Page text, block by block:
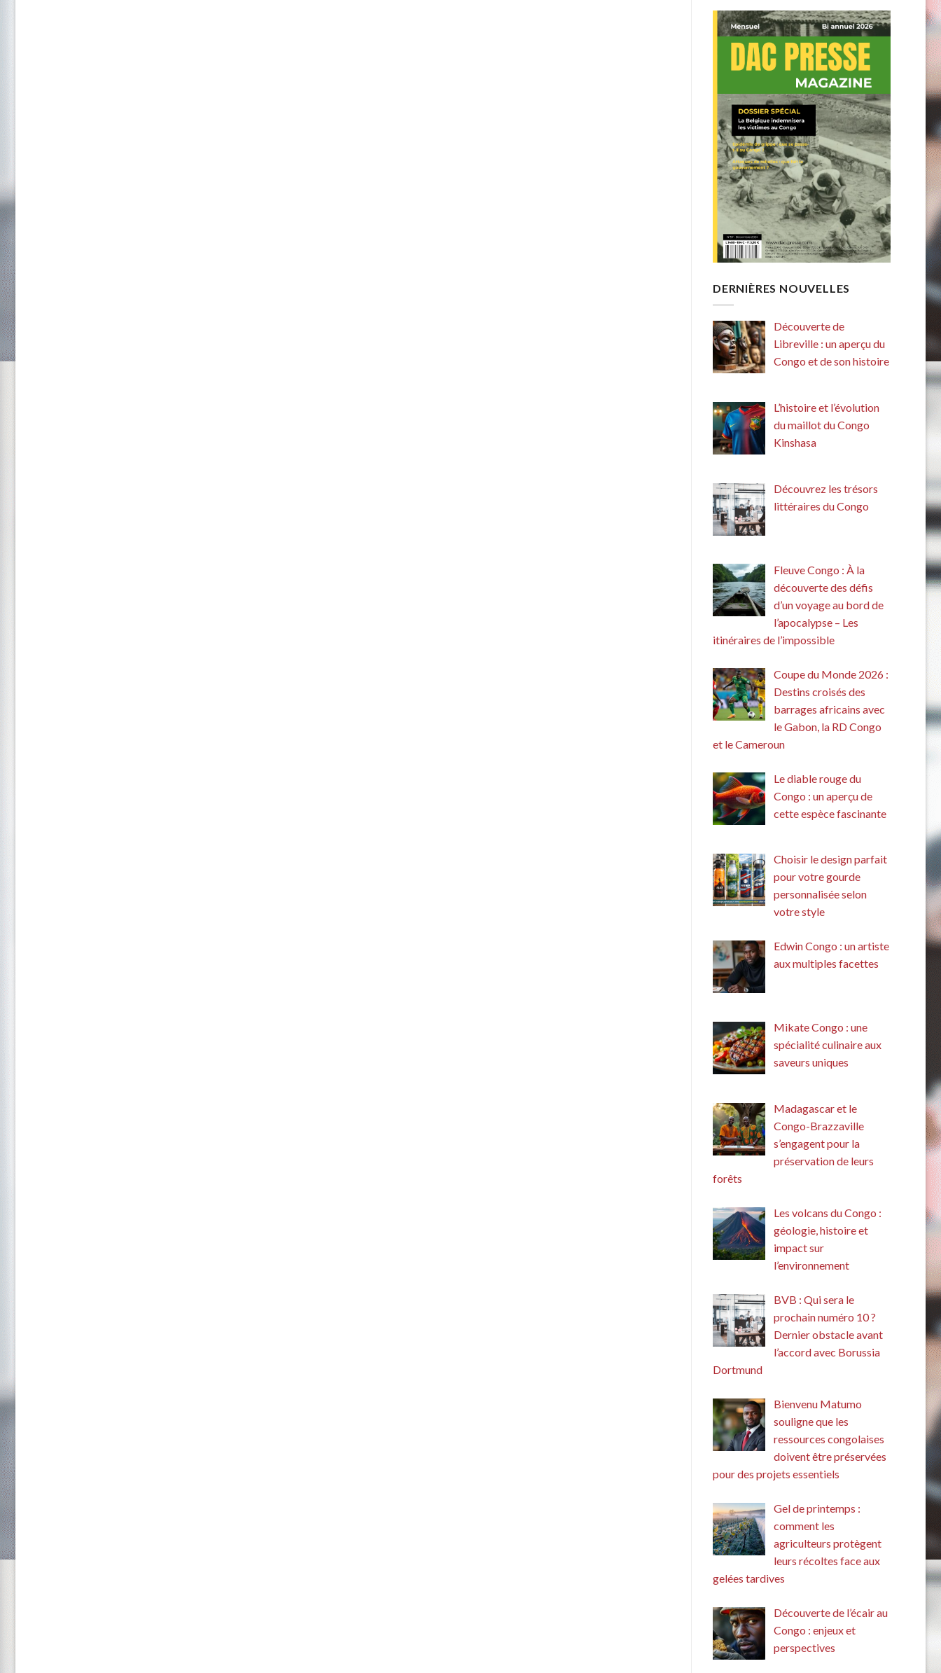
DERNIÈRES NOUVELLES
Découverte de
Libreville : un aperçu du
Congo et de son histoire
L’histoire et l’évolution
du maillot du Congo
Kinshasa
Découvrez les trésors
littéraires du Congo
Fleuve Congo : À la
découverte des défis
d’un voyage au bord de
l’apocalypse – Les
itinéraires de l’impossible
Coupe du Monde 2026 :
Destins croisés des
barrages africains avec
le Gabon, la RD Congo
et le Cameroun
Le diable rouge du
Congo : un aperçu de
cette espèce fascinante
Choisir le design parfait
pour votre gourde
personnalisée selon
votre style
Edwin Congo : un artiste
aux multiples facettes
Mikate Congo : une
spécialité culinaire aux
saveurs uniques
Madagascar et le
Congo-Brazzaville
s’engagent pour la
préservation de leurs
forêts
Les volcans du Congo :
géologie, histoire et
impact sur
l’environnement
BVB : Qui sera le
prochain numéro 10 ?
Dernier obstacle avant
l’accord avec Borussia
Dortmund
Bienvenu Matumo
souligne que les
ressources congolaises
doivent être préservées
pour des projets essentiels
Gel de printemps :
comment les
agriculteurs protègent
leurs récoltes face aux
gelées tardives
Découverte de l’écair au
Congo : enjeux et
perspectives